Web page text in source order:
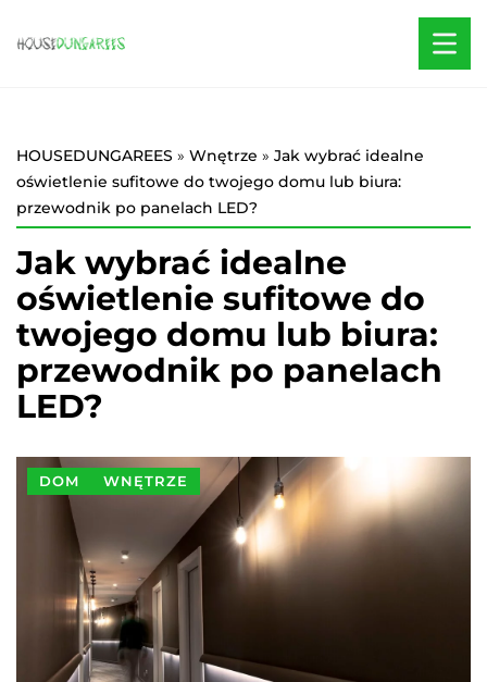
HOUSEDUNGAREES » Wnętrze » Jak wybrać idealne
oświetlenie sufitowe do twojego domu lub biura:
przewodnik po panelach LED?
Jak wybrać idealne
oświetlenie sufitowe do
twojego domu lub biura:
przewodnik po panelach
LED?
DOM WNĘTRZE